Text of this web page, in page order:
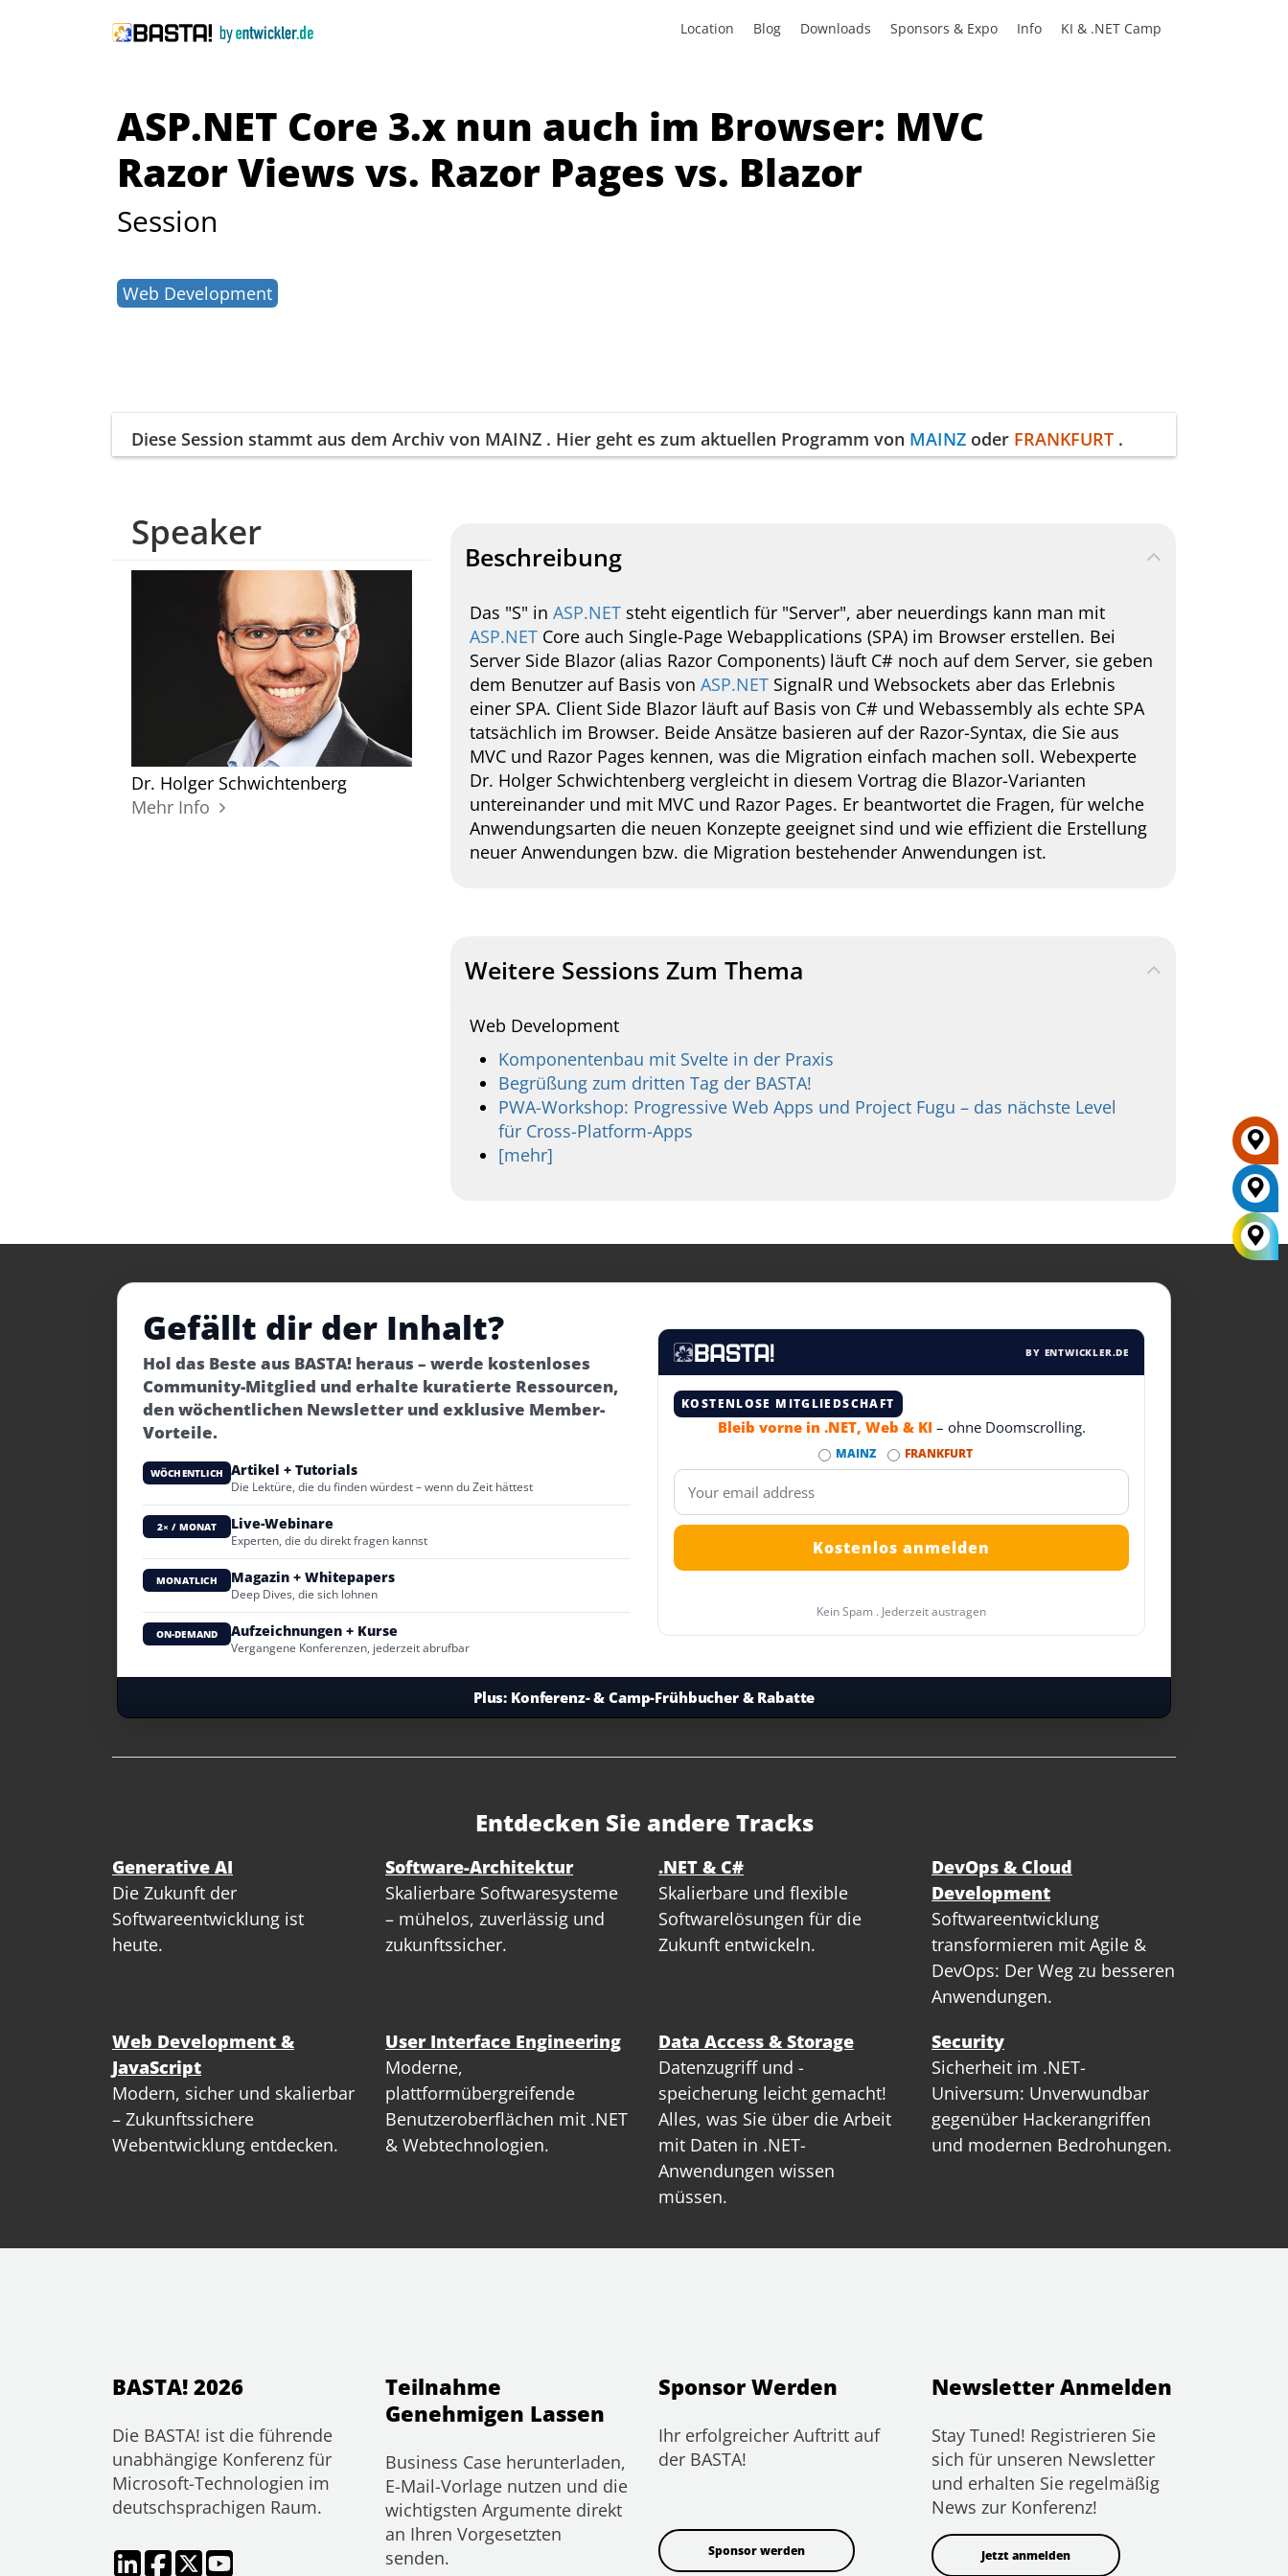
Location Blog Downloads Sponsors & Expo Info KI & .NET Camp
ASP.NET Core 3.x nun auch im Browser: MVC
Razor Views vs. Razor Pages vs. Blazor
Session
Web Development
Diese Session stammt aus dem Archiv von MAINZ . Hier geht es zum aktuellen Programm von MAINZ oder FRANKFURT .
Speaker
Dr. Holger Schwichtenberg
Mehr Info
Beschreibung
Das "S" in ASP.NET steht eigentlich für "Server", aber neuerdings kann man mit
ASP.NET Core auch Single-Page Webapplications (SPA) im Browser erstellen. Bei
Server Side Blazor (alias Razor Components) läuft C# noch auf dem Server, sie geben
dem Benutzer auf Basis von ASP.NET SignalR und Websockets aber das Erlebnis
einer SPA. Client Side Blazor läuft auf Basis von C# und Webassembly als echte SPA
tatsächlich im Browser. Beide Ansätze basieren auf der Razor-Syntax, die Sie aus
MVC und Razor Pages kennen, was die Migration einfach machen soll. Webexperte
Dr. Holger Schwichtenberg vergleicht in diesem Vortrag die Blazor-Varianten
untereinander und mit MVC und Razor Pages. Er beantwortet die Fragen, für welche
Anwendungsarten die neuen Konzepte geeignet sind und wie effizient die Erstellung
neuer Anwendungen bzw. die Migration bestehender Anwendungen ist.
Weitere Sessions Zum Thema
Web Development
Komponentenbau mit Svelte in der Praxis
Begrüßung zum dritten Tag der BASTA!
PWA-Workshop: Progressive Web Apps und Project Fugu – das nächste Level
für Cross-Platform-Apps
[mehr]
Gefällt dir der Inhalt?
Hol das Beste aus BASTA! heraus – werde kostenloses
Community-Mitglied und erhalte kuratierte Ressourcen,
den wöchentlichen Newsletter und exklusive Member-
Vorteile.
WÖCHENTLICH Artikel + Tutorials
Die Lektüre, die du finden würdest – wenn du Zeit hättest
2× / MONAT Live-Webinare
Experten, die du direkt fragen kannst
MONATLICH Magazin + Whitepapers
Deep Dives, die sich lohnen
ON-DEMAND Aufzeichnungen + Kurse
Vergangene Konferenzen, jederzeit abrufbar
BY ENTWICKLER.DE
KOSTENLOSE MITGLIEDSCHAFT
Bleib vorne in .NET, Web & KI – ohne Doomscrolling.
MAINZ FRANKFURT
Kein Spam . Jederzeit austragen
Plus: Konferenz- & Camp-Frühbucher & Rabatte
Entdecken Sie andere Tracks
Generative AI
Die Zukunft der
Softwareentwicklung ist
heute.
Software-Architektur
Skalierbare Softwaresysteme
– mühelos, zuverlässig und
zukunftssicher.
.NET & C#
Skalierbare und flexible
Softwarelösungen für die
Zukunft entwickeln.
DevOps & Cloud
Development
Softwareentwicklung
transformieren mit Agile &
DevOps: Der Weg zu besseren
Anwendungen.
Web Development &
JavaScript
Modern, sicher und skalierbar
– Zukunftssichere
Webentwicklung entdecken.
User Interface Engineering
Moderne,
plattformübergreifende
Benutzeroberflächen mit .NET
& Webtechnologien.
Data Access & Storage
Datenzugriff und -
speicherung leicht gemacht!
Alles, was Sie über die Arbeit
mit Daten in .NET-
Anwendungen wissen
müssen.
Security
Sicherheit im .NET-
Universum: Unverwundbar
gegenüber Hackerangriffen
und modernen Bedrohungen.
BASTA! 2026
Die BASTA! ist die führende
unabhängige Konferenz für
Microsoft-Technologien im
deutschsprachigen Raum.
Teilnahme
Genehmigen Lassen
Business Case herunterladen,
E-Mail-Vorlage nutzen und die
wichtigsten Argumente direkt
an Ihren Vorgesetzten
senden.
Sponsor Werden
Ihr erfolgreicher Auftritt auf
der BASTA!
Sponsor werden
Newsletter Anmelden
Stay Tuned! Registrieren Sie
sich für unseren Newsletter
und erhalten Sie regelmäßig
News zur Konferenz!
Jetzt anmelden